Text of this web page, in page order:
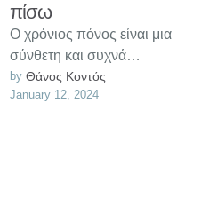
πίσω
Ο χρόνιος πόνος είναι μια
σύνθετη και συχνά
παρεξηγημένη κατάσταση.
Σε αυτό το άρθρο
by Θάνος Κοντός
January 12, 2024